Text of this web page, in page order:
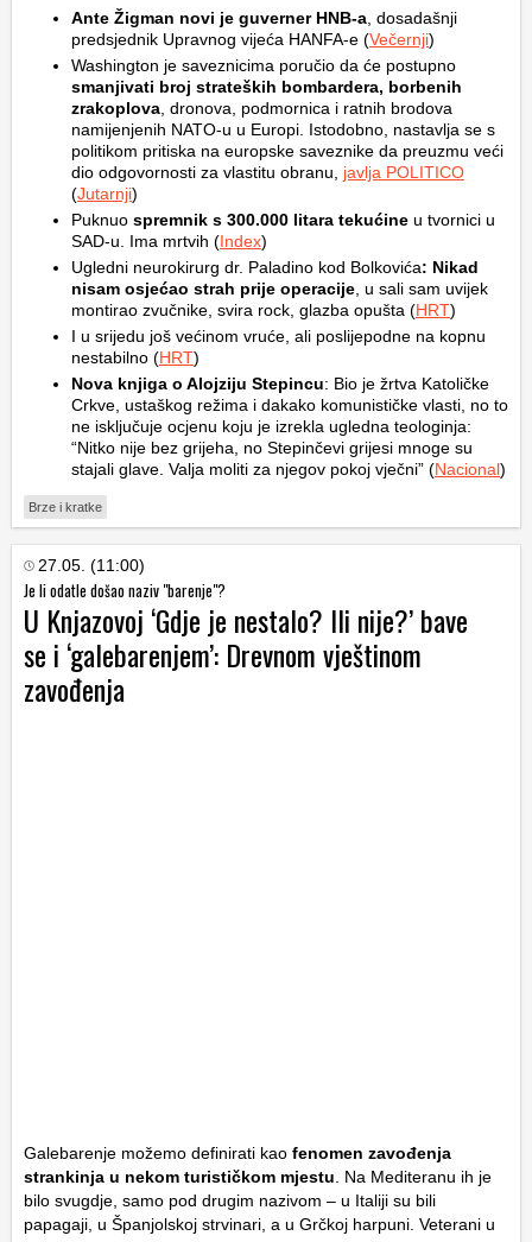
Ante Žigman novi je guverner HNB-a , dosadašnji
predsjednik Upravnog vijeća HANFA-e (Večernji)
Washington je saveznicima poručio da će postupno
smanjivati broj strateških bombardera, borbenih
zrakoplova , dronova, podmornica i ratnih brodova
namijenjenih NATO-u u Europi. Istodobno, nastavlja se s
politikom pritiska na europske saveznike da preuzmu veći
dio odgovornosti za vlastitu obranu, javlja POLITICO
(Jutarnji)
Puknuo spremnik s 300.000 litara tekućine u tvornici u
SAD-u. Ima mrtvih (Index)
Ugledni neurokirurg dr. Paladino kod Bolkovića: Nikad
nisam osjećao strah prije operacije , u sali sam uvijek
montirao zvučnike, svira rock, glazba opušta (HRT)
I u srijedu još većinom vruće, ali poslijepodne na kopnu
nestabilno (HRT)
Nova knjiga o Alojziju Stepincu: Bio je žrtva Katoličke
Crkve, ustaškog režima i dakako komunističke vlasti, no to
ne isključuje ocjenu koju je izrekla ugledna teologinja:
“Nitko nije bez grijeha, no Stepinčevi grijesi mnoge su
stajali glave. Valja moliti za njegov pokoj vječni” (Nacional)
Brze i kratke
27.05. (11:00)
Je li odatle došao naziv "barenje"?
U Knjazovoj ‘Gdje je nestalo? Ili nije?’ bave
se i ‘galebarenjem’: Drevnom vještinom
zavođenja
Galebarenje možemo definirati kao fenomen zavođenja
strankinja u nekom turističkom mjestu. Na Mediteranu ih je
bilo svugdje, samo pod drugim nazivom – u Italiji su bili
papagaji, u Španjolskoj strvinari, a u Grčkoj harpuni. Veterani u